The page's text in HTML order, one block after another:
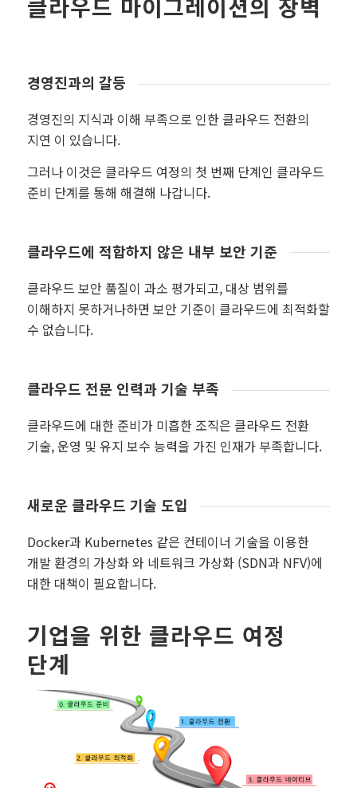
클라우드 마이그레이션의 장벽
경영진과의 갈등
경영진의 지식과 이해 부족으로 인한 클라우드 전환의
지연 이 있습니다.
그러나 이것은 클라우드 여정의 첫 번째 단계인 클라우드
준비 단계를 통해 해결해 나갑니다.
클라우드에 적합하지 않은 내부 보안 기준
클라우드 보안 품질이 과소 평가되고, 대상 범위를
이해하지 못하거나하면 보안 기준이 클라우드에 최적화할
수 없습니다.
클라우드 전문 인력과 기술 부족
클라우드에 대한 준비가 미흡한 조직은 클라우드 전환
기술, 운영 및 유지 보수 능력을 가진 인재가 부족합니다.
새로운 클라우드 기술 도입
Docker과 Kubernetes 같은 컨테이너 기술을 이용한
개발 환경의 가상화 와 네트워크 가상화 (SDN과 NFV)에
대한 대책이 필요합니다.
기업을 위한 클라우드 여정
단계